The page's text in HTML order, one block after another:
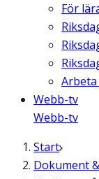
För
Webb-tv
Webb-tv
Start
Dokument